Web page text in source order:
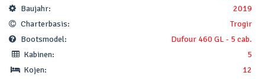
Baujahr:
2019
Charterbasis:
Trogir
Bootsmodel:
Dufour 460 GL - 5 cab.
Kabinen:
5
Kojen:
12